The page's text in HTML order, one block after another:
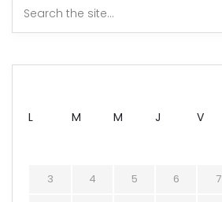
L
M M J V
3
4 5 6 7